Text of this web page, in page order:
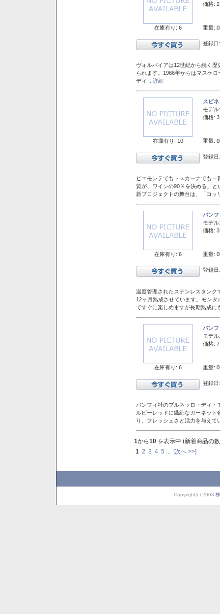
在庫有り: 6
価格:
重量:
登録
ヴォルパイアは12世紀から続く
られます。1966年からはマスケ
ディ
...詳細
在庫有り: 10
スピ
モデル:
価格:
重量:
登録
ピエモンテでもトスカーナでも
質が、ワインの90％を決める」
新プロジェクトの舞台は、「コ
在庫有り: 6
バン
モデル:
価格:
重量:
登録
温度管理されたステンレスタンク
12ヶ月熟成させています。モン
てすぐに楽しめますが長期熟成に
在庫有り: 6
バン
モデル:
価格:
重量:
登録
バンフィ社のブルネッロ・ディ
ルビーレッドに繊細なガーネッ
り、フレッシュさと活力を与え
1から10 を表示中 (新着商品の
1 2 3 4 5 [次へ >>]
Copyright(c) 2008